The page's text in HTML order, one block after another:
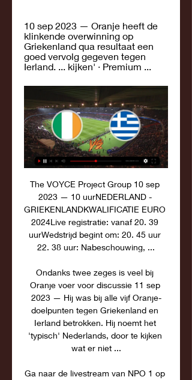
10 sep 2023 — Oranje heeft de
klinkende overwinning op
Griekenland qua resultaat een
goed vervolg gegeven tegen
Ierland. ... kijken' · Premium ...
The VOYCE Project Group 10 sep
2023 — 10 uurNEDERLAND -
GRIEKENLANDKWALIFICATIE EURO
2024Live registratie: vanaf 20. 39
uurWedstrijd begint om: 20. 45 uur
22. 38 uur: Nabeschouwing, ...
Ondanks twee zeges is veel bij
Oranje voer voor discussie 11 sep
2023 — Hij was bij alle vijf Oranje-
doelpunten tegen Griekenland en
Ierland betrokken. Hij noemt het
'typisch' Nederlands, door te kijken
wat er niet ...
Ga naar de livestream van NPO 1 op